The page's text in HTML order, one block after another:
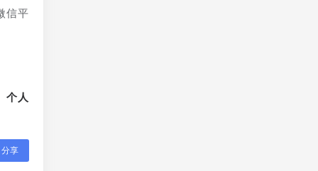
信平
个人
分享